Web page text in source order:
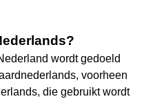
wordt gedoeld
voorheen
die gebruikt wordt